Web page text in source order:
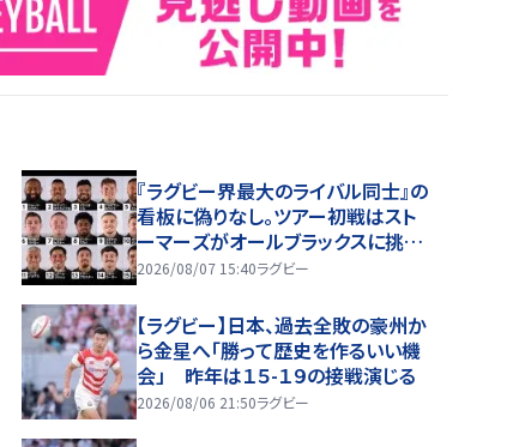
『ラグビー界最大のライバル同士』の
看板に偽りなし。ツアー初戦はスト
ーマーズがオールブラックスに挑
む。歴史を刻めるか
2026/08/07 15:40ラグビー
【ラグビー】日本、過去全敗の豪州か
ら金星へ「勝って歴史を作るいい機
会」 昨年は１５-１９の接戦演じる
2026/08/06 21:50ラグビー